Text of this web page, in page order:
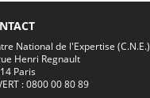
National de l'Expertise (C.N.E.)
Henri Regnault
Paris
: 0800 00 80 89